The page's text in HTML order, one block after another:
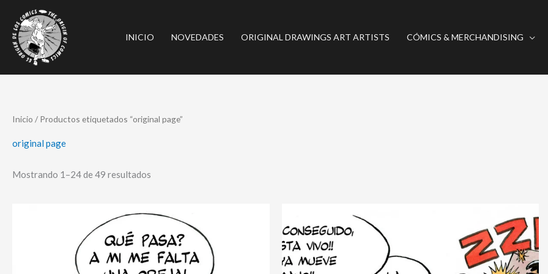
contenido
INICIO NOVEDADES ORIGINAL DRAWINGS ART ARTISTS CÓMICS & MERCHANDISING
Inicio / Productos etiquetados “original page”
original page
Mostrando 1–24 de 49 resultados
Ordenado
por